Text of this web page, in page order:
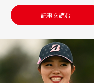
記事を読む